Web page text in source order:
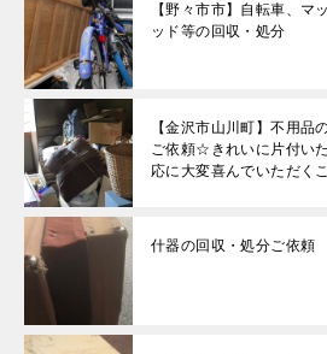
【野々市市】自転車、マ
ッド等の回収・処分
【金沢市山川町】不用品
ご依頼☆きれいに片付い
応に大変喜んでいただく
什器の回収・処分ご依頼